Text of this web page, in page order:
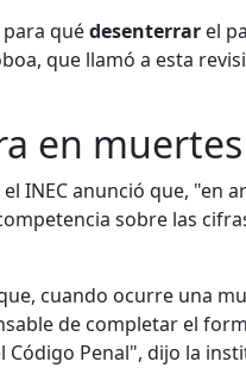
quédesenterrar el
que llamó a esta
en
INEC anunció que, "en
sobre las
cuando ocurre una
de completar el
Código Penal", dijo la